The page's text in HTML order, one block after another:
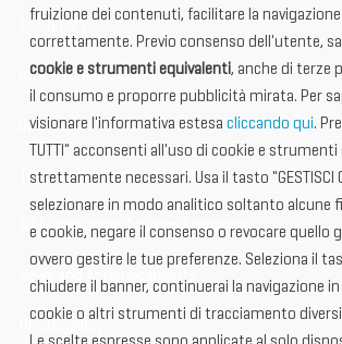
Exhibitors
International Club
Open Hub
Tax & Legal Global Services
BTI - Industrial Tourism Exchange
News and Announcements
Photogallery
fruizione dei contenuti, facilitare la
correttamente. Previo consenso dell'utente,
cookie e strumenti equivalenti, anche di terze
il consumo e proporre pubblicità mirata. Per
visionare l'informativa estesa cliccando qui.
TUTTI" acconsenti all'uso di cookie e
strettamente necessari. Usa il tasto "GESTISCI
selezionare in modo analitico soltanto alcune
e cookie, negare il consenso o revocare quello
ovvero gestire le tue preferenze. Seleziona il
chiudere il banner, continuerai la navigazione
cookie o altri strumenti di tracciamento